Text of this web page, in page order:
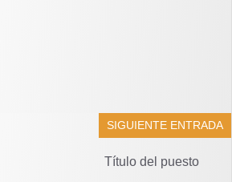
SIGUIENTE ENTRADA
Título del puesto